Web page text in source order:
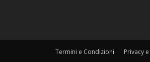
Termini e Condizioni Privacy